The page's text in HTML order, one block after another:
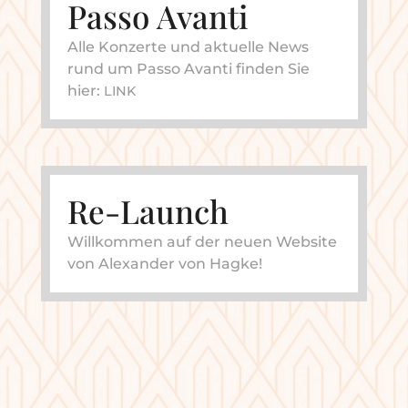
Passo Avanti
Alle Kon­zer­te und aktu­el­le News
rund um Pas­so Avan­ti fin­den Sie
hier: LINK
Re-Launch
Will­kom­men auf der neu­en Web­site
von Alex­an­der von Hagke!